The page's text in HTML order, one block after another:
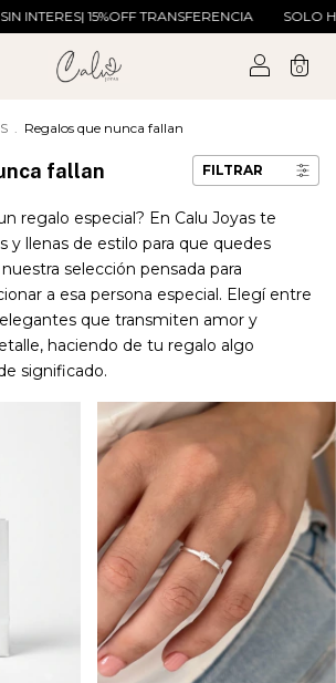
TRANSFERENCIA SOLO HOY ENVIO
0
. Regalos que nunca fallan
fallan FILTRAR
regalo especial? En Calu Joyas te
y llenas de estilo para que quedes
selección pensada para
a esa persona especial. Elegí entre
que transmiten amor y
haciendo de tu regalo algo
significado.